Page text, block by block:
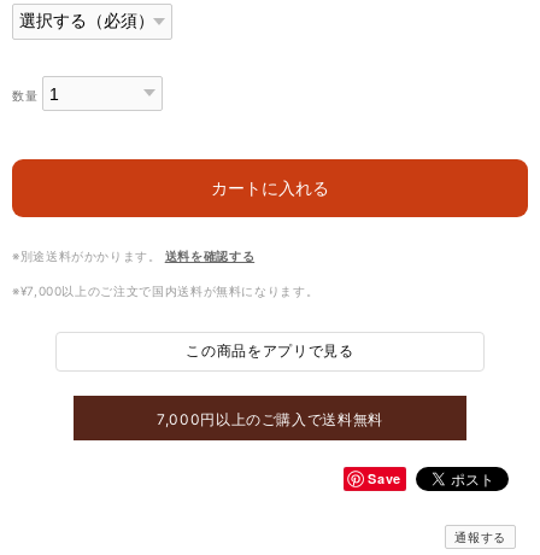
数量
カートに入れる
※別途送料がかかります。 送料を確認する
※¥7,000以上のご注文で国内送料が無料になります。
この商品をアプリで見る
7,000円以上のご購入で送料無料
Save
通報する